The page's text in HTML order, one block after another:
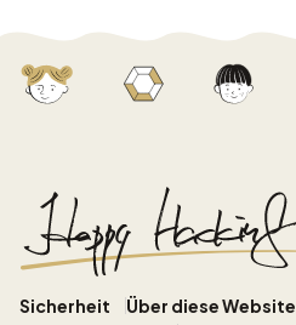
Sicherheit Über diese Website